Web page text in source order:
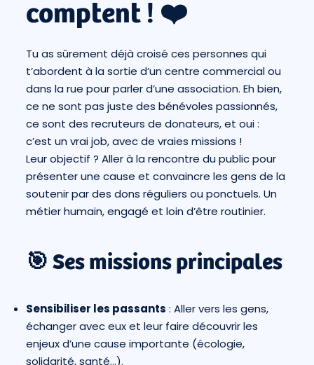
comptent ! ❤️
Tu as sûrement déjà croisé ces personnes qui
t’abordent à la sortie d’un centre commercial ou
dans la rue pour parler d’une association. Eh bien,
ce ne sont pas juste des bénévoles passionnés,
ce sont des recruteurs de donateurs, et oui :
c’est un vrai job, avec de vraies missions !
Leur objectif ? Aller à la rencontre du public pour
présenter une cause et convaincre les gens de la
soutenir par des dons réguliers ou ponctuels. Un
métier humain, engagé et loin d’être routinier.
🎯 Ses missions principales
Sensibiliser les passants : Aller vers les gens,
échanger avec eux et leur faire découvrir les
enjeux d’une cause importante (écologie,
solidarité, santé…).